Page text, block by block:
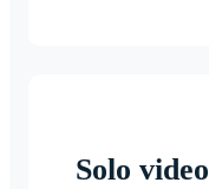
Solo video